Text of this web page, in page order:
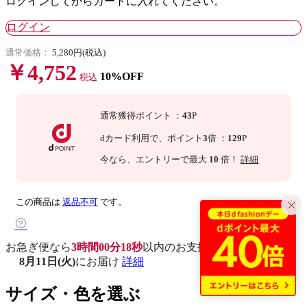
ログイン
通常価格： 5,280円(税込)
￥4,752 税込 10%OFF
通常獲得ポイント ：43P
dカード利用で、 ポイント3倍 ： 129P
今なら 、エントリーで最大 10 倍！詳細
この商品は 返品不可 です。
お急ぎ便なら3時間00分17秒以内のお支払いで
8月11日(火)にお届け 詳細
サイズ・色を選ぶ